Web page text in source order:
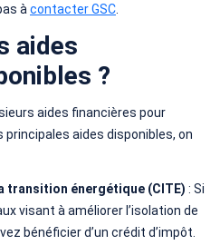
à contacter GSC
aides
?
aides financières pour
aides disponibles, on
transition énergétique (CITE) : Si
visant à améliorer l’isolation de
bénéficier d’un crédit d’impôt.